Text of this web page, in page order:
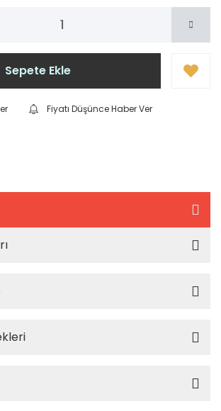
Sepete Ekle
Fiyatı Düşünce Haber Ver